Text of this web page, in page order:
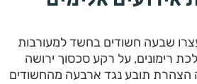
שבעה חשודים בחשד למעורבות
רימונים, על רקע סכסוך ירושה
הוגשה הצהרת תובע נגד ארבעה מהחשודים